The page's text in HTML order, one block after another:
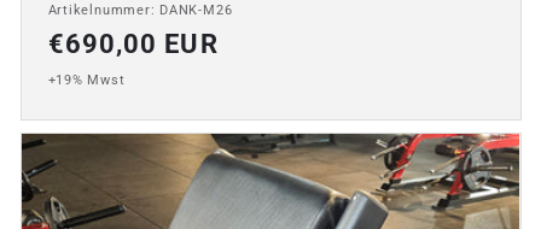
Artikelnummer: DANK-M26
Normaler
Preis
€690,00 EUR
+19% Mwst